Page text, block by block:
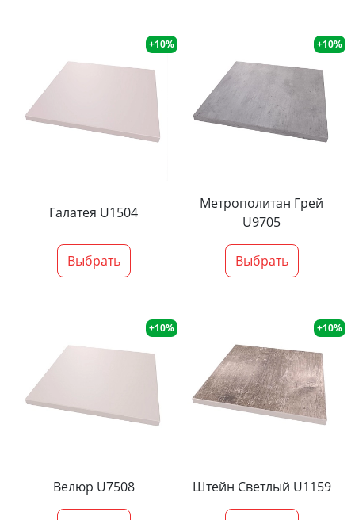
+10%
Галатея U1504
Выбрать
+10%
Метрополитан Грей
U9705
Выбрать
+10%
Велюр U7508
+10%
Штейн Светлый U1159